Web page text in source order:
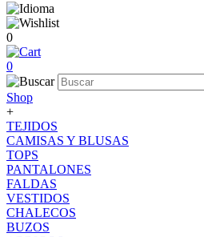
0
0
Shop
+
TEJIDOS
CAMISAS Y BLUSAS
TOPS
PANTALONES
FALDAS
VESTIDOS
CHALECOS
BUZOS